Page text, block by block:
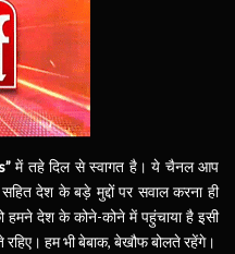
में तहे दिल से स्वागत है। ये चैनल आप
देश के बड़े मुद्दों पर सवाल करना ही
देश के कोने-कोने में पहुंचाया है इसी
रहिए। हम भी बेबाक, बेखौफ बोलते रहेंगे।